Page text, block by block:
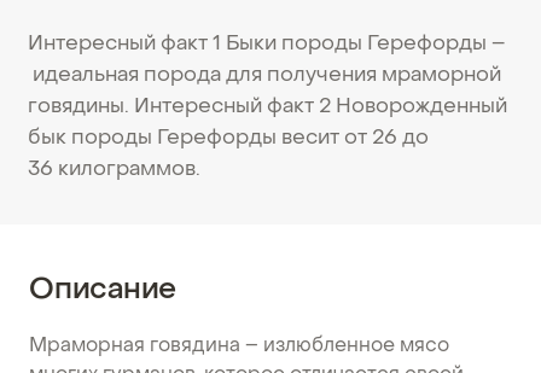
Интересный факт 1 Быки породы Герефорды –
идеальная порода для получения мраморной
говядины. Интересный факт 2 Новорожденный
бык породы Герефорды весит от 26 до
36 килограммов.
Описание
Мраморная говядина – излюбленное мясо